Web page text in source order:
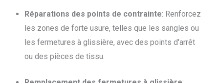
Réparations des points de contrainte: Renforcez
les zones de forte usure, telles que les sangles ou
les fermetures à glissière, avec des points d'arrêt
ou des pièces de tissu.